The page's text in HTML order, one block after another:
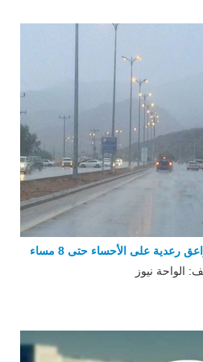
رعدية على الأحساء حتى 8 مساء
الواحة نيوز